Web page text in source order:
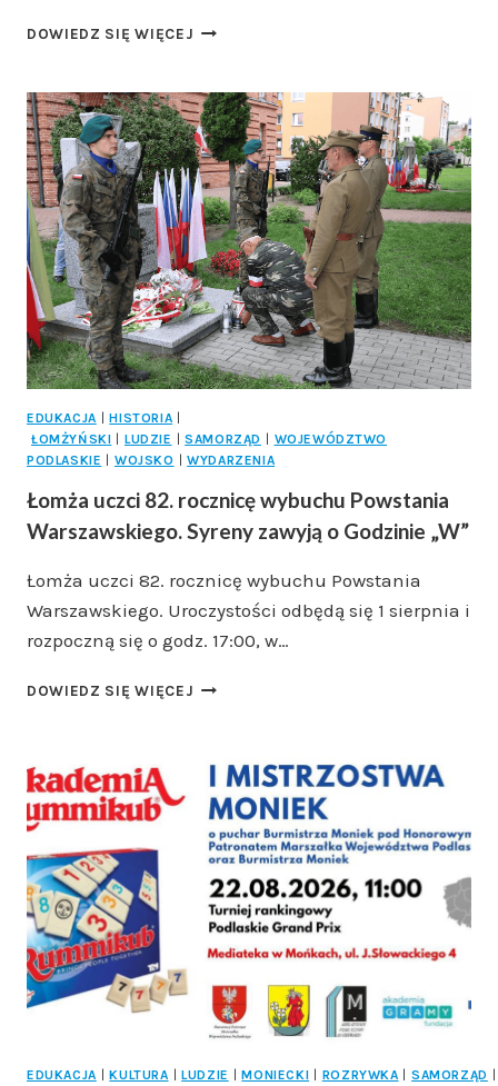
DOWIEDZ SIĘ WIĘCEJ BIAŁYSTOK
ROCZNICĘ
POWSTANIA
WARSZAWSKIEGO.
W
PLANIE
UROCZYSTOŚCI,
SYRENY
I
WIECZÓR
PAMIĘCI
EDUKACJA HISTORIA
ŁOMŻYŃSKI
LUDZIE SAMORZĄD
WOJEWÓDZTWO
PODLASKIE
WOJSKO WYDARZENIA
Łomża uczci 82. rocznicę wybuchu Powstania
Warszawskiego. Syreny zawyją o Godzinie „W”
Łomża uczci 82. rocznicę wybuchu Powstania
Warszawskiego. Uroczystości odbędą się 1 sierpnia i
rozpoczną się o godz. 17:00, w…
DOWIEDZ SIĘ WIĘCEJ ŁOMŻA
WYBUCHU
POWSTANIA
WARSZAWSKIEGO.
SYRENY
GODZINIE
EDUKACJA | KULTURA | LUDZIE | MONIECKI | ROZRYWKA | SAMORZĄD |